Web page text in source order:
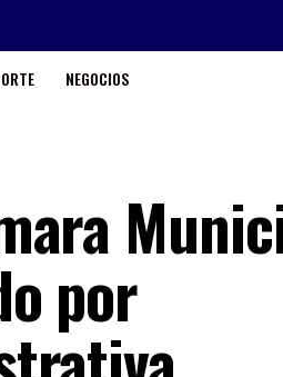
NEGOCIOS
por